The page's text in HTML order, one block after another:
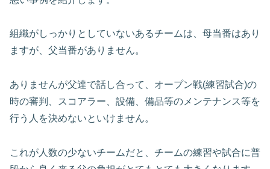
組織がしっかりとしていないあるチームは、母当番はあり
ますが、父当番がありません。
ありませんが父達で話し合って、オープン戦(練習試合)の
時の審判、スコアラー、設備、備品等のメンテナンス等を
行う人を決めないといけません。
これが人数の少ないチームだと、チームの練習や試合に普